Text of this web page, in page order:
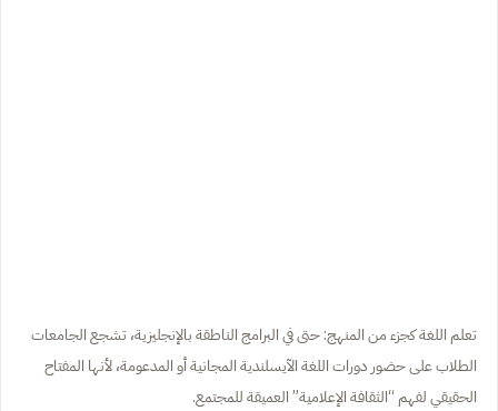
تعلم اللغة كجزء من المنهج: حتى في البرامج الناطقة بالإنجليزية، تشجع الجامعات
الطلاب على حضور دورات اللغة الآيسلندية المجانية أو المدعومة، لأنها المفتاح
الحقيقي لفهم “الثقافة الإعلامية” العميقة للمجتمع.